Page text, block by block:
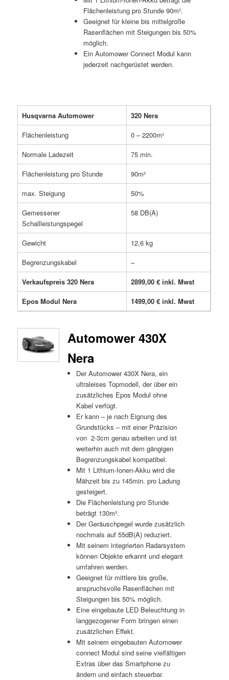
Flächenleistung pro Stunde 90m².
Geeignet für kleine bis mittelgroße
Rasenflächen mit Steigungen bis 50%
möglich.
Ein Automower Connect Modul kann
jederzeit nachgerüstet werden.
Husqvarna Automower
320 Nera
Flächenleistung
0 – 2200m²
Normale Ladezeit
75 min.
Flächenleistung pro Stunde
90m²
max. Steigung
50%
Gemessener
Schallleistungspegel
58 DB(A)
Gewicht
12,6 kg
Begrenzungskabel
–
Verkaufspreis 320 Nera
2899,00 € inkl. Mwst
Epos Modul Nera
1499,00 € inkl. Mwst
Automower 430X
Nera
Der Automower 430X Nera, ein
ultraleises Topmodell, der über ein
zusätzliches Epos Modul ohne
Kabel verfügt.
Er kann – je nach Eignung des
Grundstücks – mit einer Präzision
von 2-3cm genau arbeiten und ist
weiterhin auch mit dem gängigen
Begrenzungskabel kompatibel.
Mit 1 Lithium-Ionen-Akku wird die
Mähzeit bis zu 145min. pro Ladung
gesteigert.
Die Flächenleistung pro Stunde
beträgt 130m².
Der Geräuschpegel wurde zusätzlich
nochmals auf 55dB(A) reduziert.
Mit seinem integrierten Radarsystem
können Objekte erkannt und elegant
umfahren werden.
Geeignet für mittlere bis große,
anspruchsvolle Rasenflächen mit
Steigungen bis 50% möglich.
Eine eingebaute LED Beleuchtung in
langgezogener Form bringen einen
zusätzlichen Effekt.
Mit seinem eingebauten Automower
connect Modul sind seine vielfältigen
Extras über das Smartphone zu
ändern und einfach steuerbar.